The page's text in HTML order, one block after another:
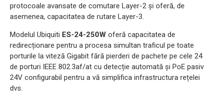
protocoale avansate de comutare Layer-2 și oferă, de
asemenea, capacitatea de rutare Layer-3.
Modelul Ubiquiti ES-24-250W oferă capacitatea de
redirecționare pentru a procesa simultan traficul pe toate
porturile la viteză Gigabit fără pierderi de pachete pe cele 24
de porturi IEEE 802.3af/at cu detecție automată și PoE pasiv
24V configurabil pentru a vă simplifica infrastructura rețelei
dvs.